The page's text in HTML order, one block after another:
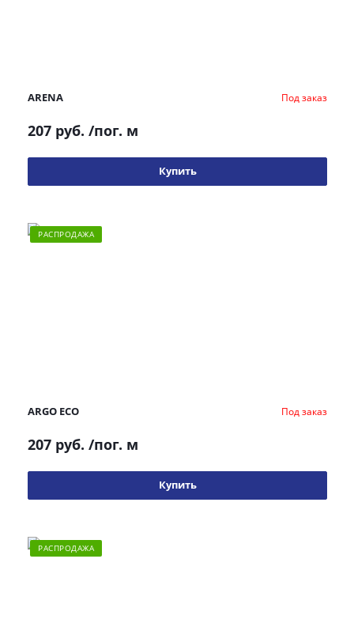
ARENA Под заказ
207 руб. /пог. м
Купить
РАСПРОДАЖА
ARGO ECO Под заказ
207 руб. /пог. м
Купить
РАСПРОДАЖА